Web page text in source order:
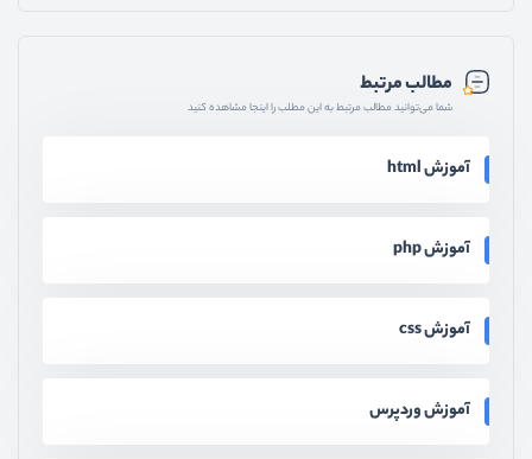
مطالب مرتبط
شما می‌توانید مطالب مرتبط به این مطلب را اینجا مشاهده کنید
آموزش html
آموزش php
آموزش css
آموزش وردپرس